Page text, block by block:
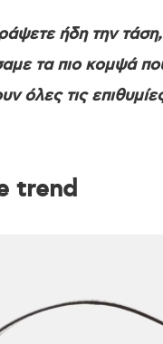
ήδη την τάση,
τα πιο κομψά
όλες τις
trend